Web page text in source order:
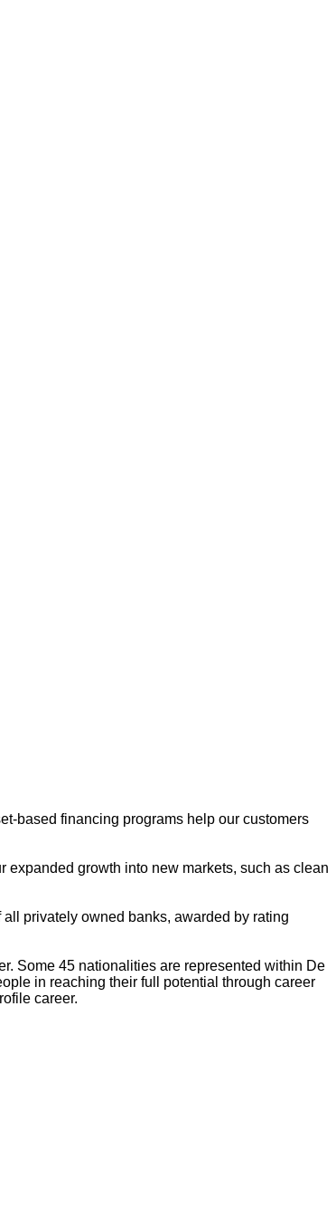
based financing programs help our customers
expanded growth into new markets, such as clean
privately owned banks, awarded by rating
Some 45 nationalities are represented within De
in reaching their full potential through career
career.